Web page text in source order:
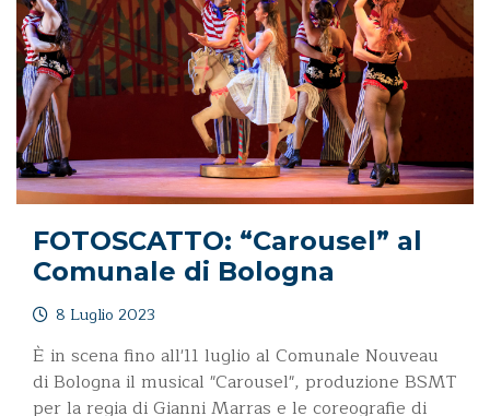
FOTOSCATTO: “Carousel” al
Comunale di Bologna
8 Luglio 2023
È in scena fino all'11 luglio al Comunale Nouveau
di Bologna il musical "Carousel", produzione BSMT
per la regia di Gianni Marras e le coreografie di